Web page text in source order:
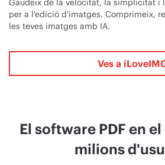
Gaudeix de la velocitat, la simplicitat i
per a l'edició d'imatges. Comprimeix,
les teves imatges amb IA.
Ves a
El software PDF en
milions